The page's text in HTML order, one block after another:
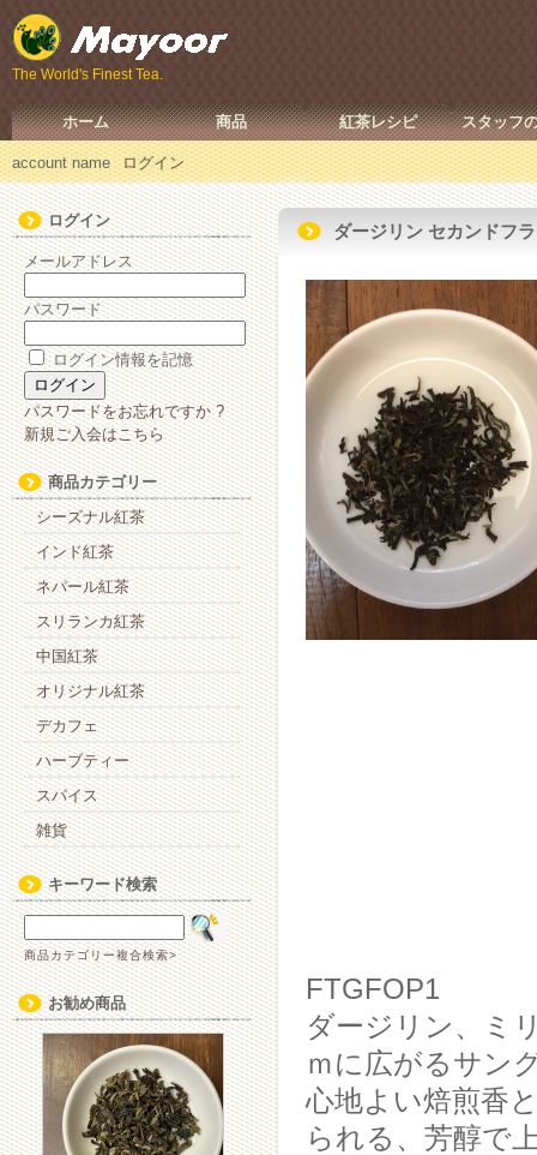
The World's Finest Tea.
ホーム 商品 紅茶レシピ スタッフ
account name ログイン
ダージリン セカンドフ
FTGFOP1
ダージリン、ミ
ｍに広がるサン
心地よい焙煎香
られる、芳醇で
ログイン
メールアドレス
パスワード
ログイン情報を記憶
パスワードをお忘れですか ?
新規ご入会はこちら
商品カテゴリー
シーズナル紅茶
インド紅茶
ネパール紅茶
スリランカ紅茶
中国紅茶
オリジナル紅茶
デカフェ
ハーブティー
スパイス
雑貨
キーワード検索
商品カテゴリー複合検索>
お勧め商品